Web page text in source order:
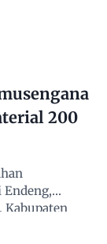
200
Endeng,
Kabupaten